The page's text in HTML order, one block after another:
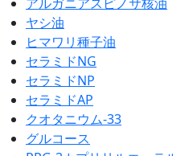
ヤシ油
ヒマワリ種子油
セラミドNG
セラミドNP
セラミドAP
クオタニウム-33
グルコース